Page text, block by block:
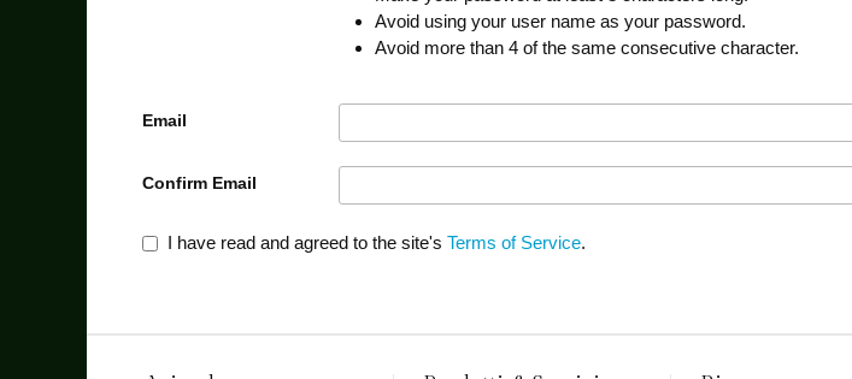
Avoid using your user name as your password.
Avoid more than 4 of the same consecutive character.
Email
Confirm Email
I have read and agreed to the site's Terms of Service.